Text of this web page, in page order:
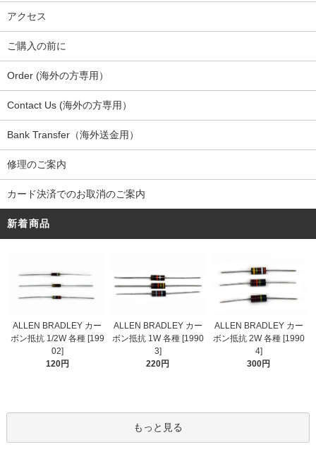
アクセス
ご購入の前に
Order (海外の方専用）
Contact Us (海外の方専用）
Bank Transfer（海外送金用）
修理のご案内
カード決済でのお取消のご案内
新着商品
ALLEN BRADLEY カー
ボン抵抗 1/2W 各種 [199
02]
120円
ALLEN BRADLEY カー
ボン抵抗 1W 各種 [1990
3]
220円
ALLEN BRADLEY カー
ボン抵抗 2W 各種 [1990
4]
300円
もっと見る